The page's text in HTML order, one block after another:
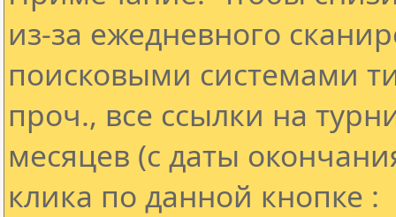
из-за ежедневного
поисковыми системами
проч., все ссылки на
месяцев (с даты
клика по данной кнопке :